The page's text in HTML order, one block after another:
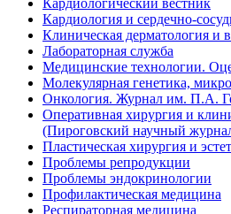
Кардиологический вестник
Кардиология и сердечно-
Клиническая дерматология и
Лабораторная служба
Медицинские технологии.
Молекулярная генетика,
Онкология. Журнал им. П.А.
Оперативная хирургия и
(Пироговский научный
Пластическая хирургия и
Проблемы репродукции
Проблемы эндокринологии
Профилактическая медицина
Респираторная медицина